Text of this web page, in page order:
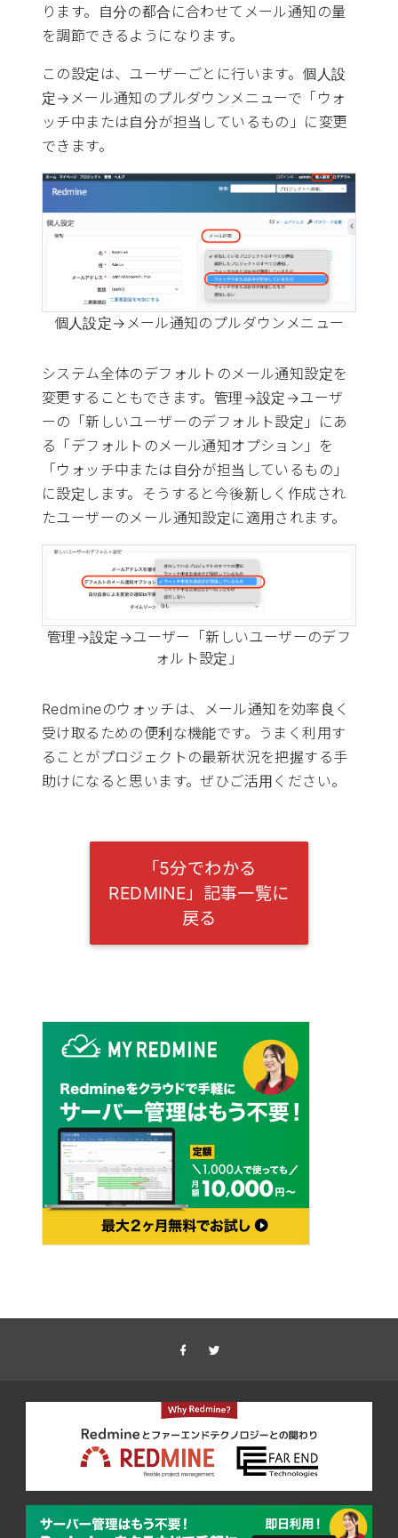
ります。自分の都合に合わせてメール通知の量
を調節できるようになります。
この設定は、ユーザーごとに行います。個人設
定→メール通知のプルダウンメニューで「ウォ
ッチ中または自分が担当しているもの」に変更
できます。
個人設定→メール通知のプルダウンメニュー
システム全体のデフォルトのメール通知設定を
変更することもできます。管理→設定→ユーザ
ーの「新しいユーザーのデフォルト設定」にあ
る「デフォルトのメール通知オプション」を
「ウォッチ中または自分が担当しているもの」
に設定します。そうすると今後新しく作成され
たユーザーのメール通知設定に適用されます。
管理→設定→ユーザー「新しいユーザーのデフ
ォルト設定」
Redmineのウォッチは、メール通知を効率良く
受け取るための便利な機能です。うまく利用す
ることがプロジェクトの最新状況を把握する手
助けになると思います。ぜひご活用ください。
「5分でわかる
REDMINE」記事一覧に
戻る